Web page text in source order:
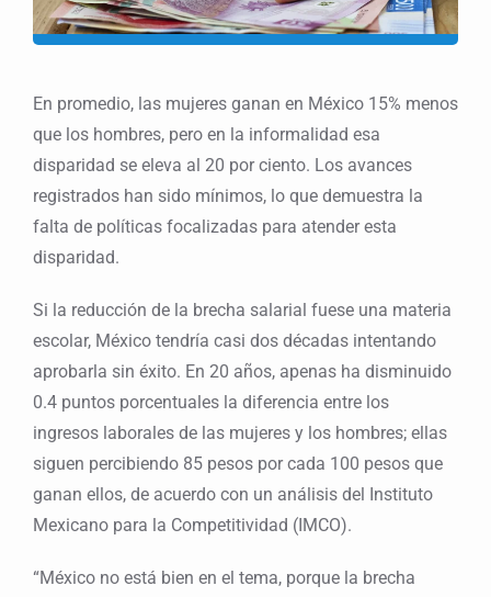
En promedio, las mujeres ganan en México 15% menos
que los hombres, pero en la informalidad esa
disparidad se eleva al 20 por ciento. Los avances
registrados han sido mínimos, lo que demuestra la
falta de políticas focalizadas para atender esta
disparidad.
Si la reducción de la brecha salarial fuese una materia
escolar, México tendría casi dos décadas intentando
aprobarla sin éxito. En 20 años, apenas ha disminuido
0.4 puntos porcentuales la diferencia entre los
ingresos laborales de las mujeres y los hombres; ellas
siguen percibiendo 85 pesos por cada 100 pesos que
ganan ellos, de acuerdo con un análisis del Instituto
Mexicano para la Competitividad (IMCO).
“México no está bien en el tema, porque la brecha